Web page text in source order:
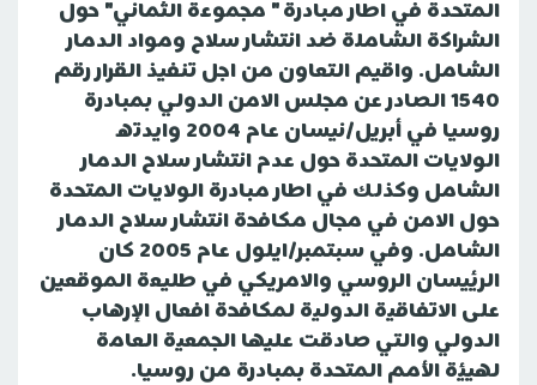
المتحدة في اطار مبادرة " مجموعة الثماني" حول
الشراكة الشاملة ضد انتشار سلاح ومواد الدمار
الشامل. واقيم التعاون من اجل تنفيذ القرار رقم
1540 الصادر عن مجلس الامن الدولي بمبادرة
روسيا في أبريل/نيسان عام 2004 وايدته
الولايات المتحدة حول عدم انتشار سلاح الدمار
الشامل وكذلك في اطار مبادرة الولايات المتحدة
حول الامن في مجال مكافحة انتشار سلاح الدمار
الشامل. وفي سبتمبر/ايلول عام 2005 كان
الرئيسان الروسي والامريكي في طليعة الموقعين
على الاتفاقية الدولية لمكافحة افعال الإرهاب
الدولي والتي صادقت عليها الجمعية العامة
لهيئة الأمم المتحدة بمبادرة من روسيا.